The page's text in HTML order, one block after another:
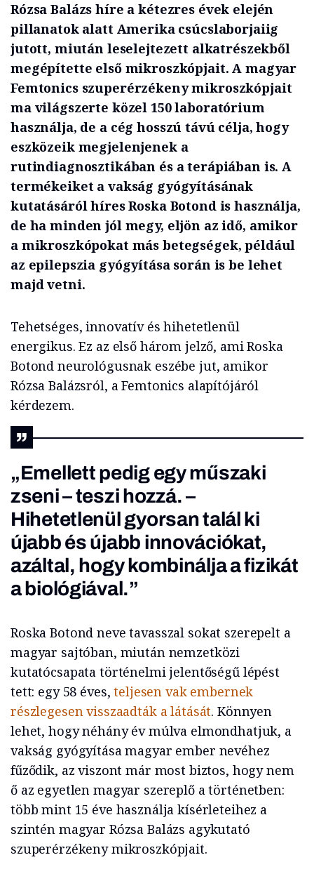
Rózsa Balázs híre a kétezres évek elején
pillanatok alatt Amerika csúcslaborjaiig
jutott, miután leselejtezett alkatrészekből
megépítette első mikroszkópjait. A magyar
Femtonics szuperérzékeny mikroszkópjait
ma világszerte közel 150 laboratórium
használja, de a cég hosszú távú célja, hogy
eszközeik megjelenjenek a
rutindiagnosztikában és a terápiában is. A
termékeiket a vakság gyógyításának
kutatásáról híres Roska Botond is használja,
de ha minden jól megy, eljön az idő, amikor
a mikroszkópokat más betegségek, például
az epilepszia gyógyítása során is be lehet
majd vetni.
Tehetséges, innovatív és hihetetlenül
energikus. Ez az első három jelző, ami Roska
Botond neurológusnak eszébe jut, amikor
Rózsa Balázsról, a Femtonics alapítójáról
kérdezem.
„Emellett pedig egy műszaki
zseni – teszi hozzá. –
Hihetetlenül gyorsan talál ki
újabb és újabb innovációkat,
azáltal, hogy kombinálja a fizikát
a biológiával.”
Roska Botond neve tavasszal sokat szerepelt a
magyar sajtóban, miután nemzetközi
kutatócsapata történelmi jelentőségű lépést
tett: egy 58 éves,teljesen vak embernek
részlegesen visszaadták a látását. Könnyen
lehet, hogy néhány év múlva elmondhatjuk, a
vakság gyógyítása magyar ember nevéhez
fűződik, az viszont már most biztos, hogy nem
ő az egyetlen magyar szereplő a történetben:
több mint 15 éve használja kísérleteihez a
szintén magyar Rózsa Balázs agykutató
szuperérzékeny mikroszkópjait.